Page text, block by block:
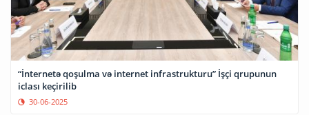
“İnternetə qoşulma və internet infrastrukturu” İşçi qrupunun
iclası keçirilib
30-06-2025